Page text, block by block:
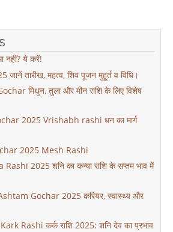
नहीं? ये करें!
तारीख, महत्व, शिव पूजन मुहू्र्त व विधि।
मिथुन, तुला और मीन राशि के लिए विशेष
2025 Vrishabh rashi धन का मार्ग
2025 Mesh Rashi
2025 शनि का कन्या राशि के सप्तम भाव में
Gochar 2025 करियर, स्वास्थ्य और
Rashi कर्क राशि 2025: शनि देव का प्रभाव